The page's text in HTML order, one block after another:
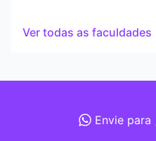
Ver todas as faculdades
Envie para